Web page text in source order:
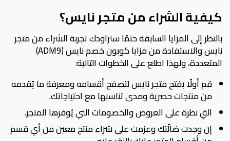
كيفية الشراء من متجر نايس؟
بالنظر إلى المزايا السابقة حتمًا ستراودك تجربة الشراء من متجر
نايس والاستفادة من مزايا كوبون خصم نايس (ADM9)
المتعددة، ولهذا اطلع على الخطوات التالية:
قم أولًا بفتح متجر نايس لتصفح أقسامه ومعرفة ما يُقدمه
من منتجات حصرية ومدى تناسبها مع احتياجاتك.
القِ نظرة على العروض والخصومات التي يُوفرها المتجر.
إن وجدت ضالّتك وعزمت على شراء منتج معين من أي قسم